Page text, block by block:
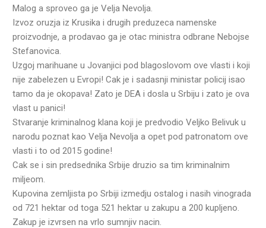
Malog a sproveo ga je Velja Nevolja.
Izvoz oruzja iz Krusika i drugih preduzeca namenske
proizvodnje, a prodavao ga je otac ministra odbrane Nebojse
Stefanovica.
Uzgoj marihuane u Jovanjici pod blagoslovom ove vlasti i koji
nije zabelezen u Evropi! Cak je i sadasnji ministar policij isao
tamo da je okopava! Zato je DEA i dosla u Srbiju i zato je ova
vlast u panici!
Stvaranje kriminalnog klana koji je predvodio Veljko Belivuk u
narodu poznat kao Velja Nevolja a opet pod patronatom ove
vlasti i to od 2015 godine!
Cak se i sin predsednika Srbije druzio sa tim kriminalnim
miljeom.
Kupovina zemljista po Srbiji izmedju ostalog i nasih vinograda
od 721 hektar od toga 521 hektar u zakupu a 200 kupljeno.
Zakup je izvrsen na vrlo sumnjiv nacin.